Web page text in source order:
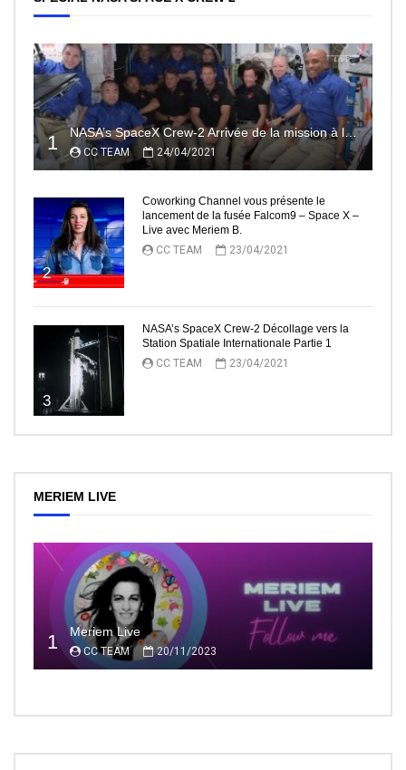
1 NASA’s SpaceX Crew-2 Arrivée de la mission à la Station Spatiale Internationale Partie2
CC TEAM 24/04/2021
2
Coworking Channel vous présente le
lancement de la fusée Falcom9 – Space X –
Live avec Meriem B.
CC TEAM
23/04/2021
3
NASA’s SpaceX Crew-2 Décollage vers la
Station Spatiale Internationale Partie 1
CC TEAM
23/04/2021
MERIEM LIVE
1 Meriem Live
CC TEAM 20/11/2023